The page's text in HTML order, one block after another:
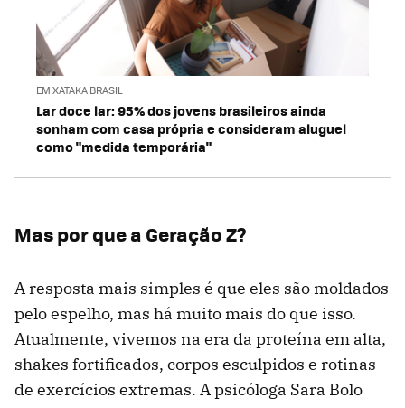
EM XATAKA BRASIL
Lar doce lar: 95% dos jovens brasileiros ainda
sonham com casa própria e consideram aluguel
como "medida temporária"
Mas por que a Geração Z?
A resposta mais simples é que eles são moldados
pelo espelho, mas há muito mais do que isso.
Atualmente, vivemos na era da proteína em alta,
shakes fortificados, corpos esculpidos e rotinas
de exercícios extremas. A psicóloga Sara Bolo